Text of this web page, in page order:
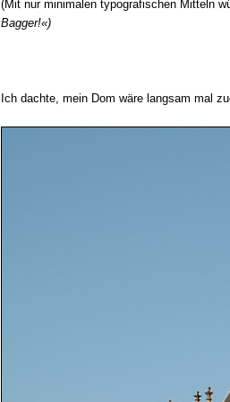
(Mit nur minimalen typografischen Mitteln
Bagger!«)
Ich dachte, mein Dom wäre langsam mal